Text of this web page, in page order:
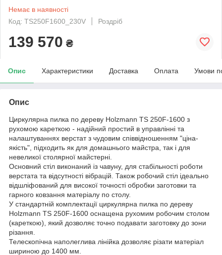
Немає в наявності
Код: TS250F1600_230V
Роздріб
139 570 ₴
Опис Характеристики Доставка Оплата Умови
Опис
Циркулярна пилка по дереву Holzmann TS 250F-1600 з
рухомою кареткою - надійний простий в управлінні та
налаштуваннях верстат з чудовим співвідношенням "ціна-
якість", підходить як для домашнього майстра, так і для
невеликої столярної майстерні.
Основний стіл виконаний із чавуну, для стабільності роботи
верстата та відсутності вібрацій. Також робочий стіл ідеально
відшліфований для високої точності обробки заготовки та
гарного ковзання матеріалу по столу.
У стандартній комплектації циркулярна пилка по дереву
Holzmann TS 250F-1600 оснащена рухомим робочим столом
(кареткою), який дозволяє точно подавати заготовку до зони
різання.
Телескопічна наполеглива лінійка дозволяє різати матеріал
шириною до 1400 мм.